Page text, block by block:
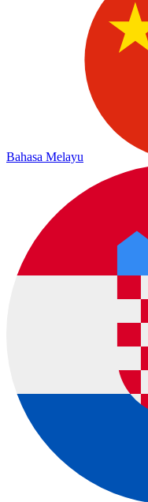
Bahasa Melayu